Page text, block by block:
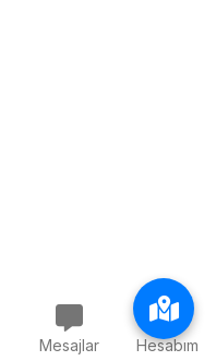
Mesajlar Hesabım